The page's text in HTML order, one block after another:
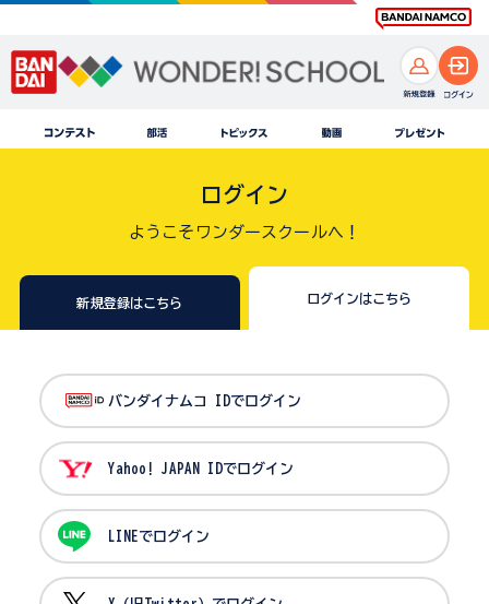
ログイン
ようこそワンダースクールへ！
新規登録はこちら ログインはこちら
バンダイナムコ IDでログイン
Yahoo! JAPAN IDでログイン
LINEでログイン